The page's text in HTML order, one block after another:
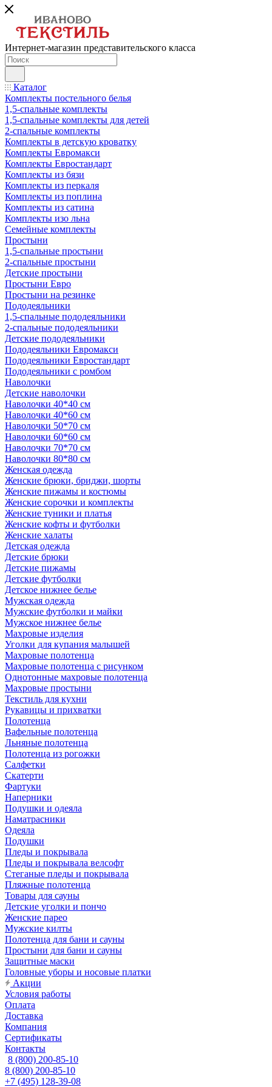
Интернет-магазин представительского класса
Каталог
Комплекты постельного белья
1,5-спальные комплекты
1,5-спальные комплекты для детей
2-спальные комплекты
Комплекты в детскую кроватку
Комплекты Евромакси
Комплекты Евростандарт
Комплекты из бязи
Комплекты из перкаля
Комплекты из поплина
Комплекты из сатина
Комплекты изо льна
Семейные комплекты
Простыни
1,5-спальные простыни
2-спальные простыни
Детские простыни
Простыни Евро
Простыни на резинке
Пододеяльники
1,5-спальные пододеяльники
2-спальные пододеяльники
Детские пододеяльники
Пододеяльники Евромакси
Пододеяльники Евростандарт
Пододеяльники с ромбом
Наволочки
Детские наволочки
Наволочки 40*40 см
Наволочки 40*60 см
Наволочки 50*70 см
Наволочки 60*60 см
Наволочки 70*70 см
Наволочки 80*80 см
Женская одежда
Женские брюки, бриджи, шорты
Женские пижамы и костюмы
Женские сорочки и комплекты
Женские туники и платья
Женские кофты и футболки
Женские халаты
Детская одежда
Детские брюки
Детские пижамы
Детские футболки
Детское нижнее белье
Мужская одежда
Мужские футболки и майки
Мужское нижнее белье
Махровые изделия
Уголки для купания малышей
Махровые полотенца
Махровые полотенца с рисунком
Однотонные махровые полотенца
Махровые простыни
Текстиль для кухни
Рукавицы и прихватки
Полотенца
Вафельные полотенца
Льняные полотенца
Полотенца из рогожки
Салфетки
Скатерти
Фартуки
Наперники
Подушки и одеяла
Наматрасники
Одеяла
Подушки
Пледы и покрывала
Пледы и покрывала велсофт
Стеганые пледы и покрывала
Пляжные полотенца
Товары для сауны
Детские уголки и пончо
Женские парео
Мужские килты
Полотенца для бани и сауны
Простыни для бани и сауны
Защитные маски
Головные уборы и носовые платки
Акции
Условия работы
Оплата
Доставка
Компания
Сертификаты
Контакты
8 (800) 200-85-10
8 (800) 200-85-10
+7 (495) 128-39-08